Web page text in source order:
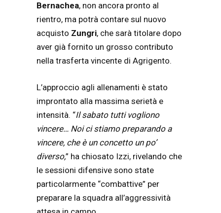
Bernachea, non ancora pronto al
rientro, ma potrà contare sul nuovo
acquisto Zungri, che sarà titolare dopo
aver già fornito un grosso contributo
nella trasferta vincente di Agrigento.
L’approccio agli allenamenti è stato
improntato alla massima serietà e
intensità. “Il sabato tutti vogliono
vincere… Noi ci stiamo preparando a
vincere, che è un concetto un po’
diverso,” ha chiosato Izzi, rivelando che
le sessioni difensive sono state
particolarmente “combattive” per
preparare la squadra all’aggressività